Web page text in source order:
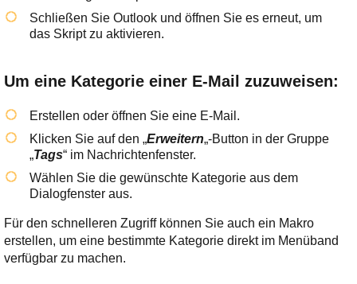
Schließen Sie Outlook und öffnen Sie es erneut, um
das Skript zu aktivieren.
Um eine Kategorie einer E-Mail zuzuweisen:
Erstellen oder öffnen Sie eine E-Mail.
Klicken Sie auf den „Erweitern„-Button in der Gruppe
„Tags“ im Nachrichtenfenster.
Wählen Sie die gewünschte Kategorie aus dem
Dialogfenster aus.
Für den schnelleren Zugriff können Sie auch ein Makro
erstellen, um eine bestimmte Kategorie direkt im Menüband
verfügbar zu machen.